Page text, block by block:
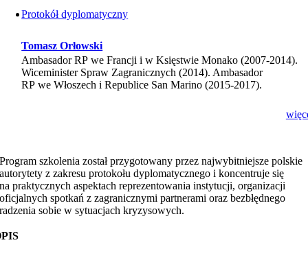
Protokół dyplomatyczny
Tomasz Orłowski
Ambasador RP we Francji i w Księstwie Monako (2007-2014).
Wiceminister Spraw Zagranicznych (2014). Ambasador
RP we Włoszech i Republice San Marino (2015-2017).
Program szkolenia został przygotowany przez najwybitniejsze polskie
autorytety z zakresu protokołu dyplomatycznego i koncentruje się
na praktycznych aspektach reprezentowania instytucji, organizacji
oficjalnych spotkań z zagranicznymi partnerami oraz bezbłędnego
radzenia sobie w sytuacjach kryzysowych.